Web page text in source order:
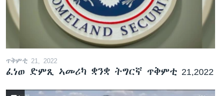
ጥቅምቲ 21, 2022
ፈነወ ድምጺ ኣመሪካ ቋንቋ ትግርኛ ጥቅምቲ 21,2022